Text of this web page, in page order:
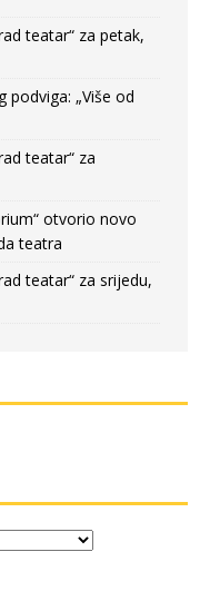
teatar“ za petak,
podviga: „Više od
teatar“ za
otvorio novo
teatra
teatar“ za srijedu,